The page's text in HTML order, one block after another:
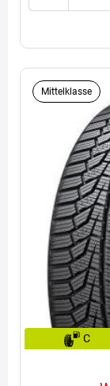
Mittelklasse
C